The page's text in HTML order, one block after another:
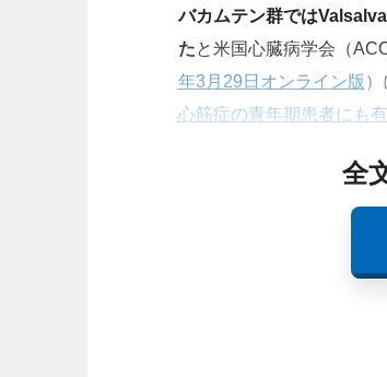
バカムテン群では
たと米国心臓病学会（
年3月29日オンライン版
心筋症の青年期患者にも
全